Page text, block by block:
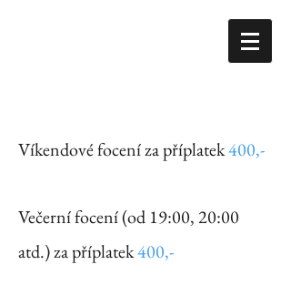
Víkendové focení za příplatek400,-
Večerní focení (od 19:00, 20:00
atd.) za příplatek400,-